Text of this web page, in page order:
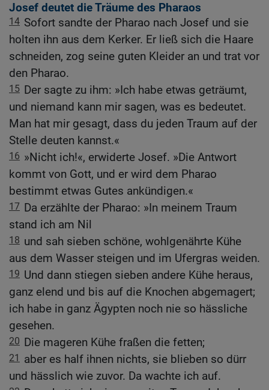
Josef deutet die Träume des Pharaos
14 Sofort sandte der Pharao nach Josef und sie
holten ihn aus dem Kerker. Er ließ sich die Haare
schneiden, zog seine guten Kleider an und trat vor
den Pharao.
15 Der sagte zu ihm: »Ich habe etwas geträumt,
und niemand kann mir sagen, was es bedeutet.
Man hat mir gesagt, dass du jeden Traum auf der
Stelle deuten kannst.«
16 »Nicht ich!«, erwiderte Josef. »Die Antwort
kommt von Gott, und er wird dem Pharao
bestimmt etwas Gutes ankündigen.«
17 Da erzählte der Pharao: »In meinem Traum
stand ich am Nil
18 und sah sieben schöne, wohlgenährte Kühe
aus dem Wasser steigen und im Ufergras weiden.
19 Und dann stiegen sieben andere Kühe heraus,
ganz elend und bis auf die Knochen abgemagert;
ich habe in ganz Ägypten noch nie so hässliche
gesehen.
20 Die mageren Kühe fraßen die fetten;
21
aber es half ihnen nichts, sie blieben so dürr
und hässlich wie zuvor. Da wachte ich auf.